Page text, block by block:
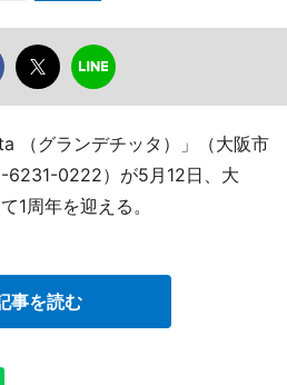
（グランデチッタ）」（大阪市
6231-0222）が5月12日、大
1周年を迎える。
事を読む